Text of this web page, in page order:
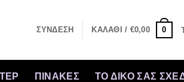
ΣΎΝΔΕΣΗ ΚΑΛΆΘΙ / €0,00 0
ΠΙΝΑΚΕΣ ΤΟ ΔΙΚΟ ΣΑΣ